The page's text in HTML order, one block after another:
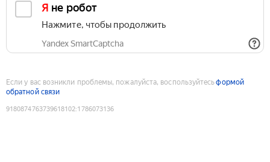
Я не робот
Нажмите, чтобы продолжить
Yandex SmartCaptcha
Если у вас возникли проблемы, пожалуйста, воспользуйтесьформой
обратной связи
9180874763739618102:1786073136